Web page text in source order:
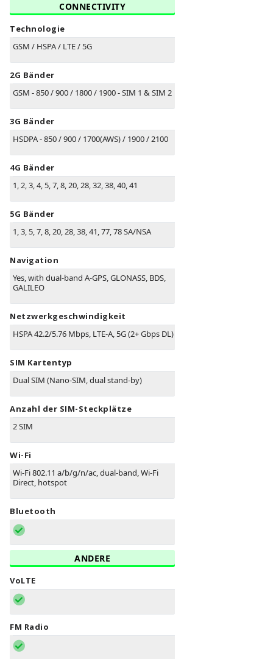
CONNECTIVITY
Technologie
GSM / HSPA / LTE / 5G
2G Bänder
GSM - 850 / 900 / 1800 / 1900 - SIM 1 & SIM 2
3G Bänder
HSDPA - 850 / 900 / 1700(AWS) / 1900 / 2100
4G Bänder
1, 2, 3, 4, 5, 7, 8, 20, 28, 32, 38, 40, 41
5G Bänder
1, 3, 5, 7, 8, 20, 28, 38, 41, 77, 78 SA/NSA
Navigation
Yes, with dual-band A-GPS, GLONASS, BDS,
GALILEO
Netzwerkgeschwindigkeit
HSPA 42.2/5.76 Mbps, LTE-A, 5G (2+ Gbps DL)
SIM Kartentyp
Dual SIM (Nano-SIM, dual stand-by)
Anzahl der SIM-Steckplätze
2 SIM
Wi-Fi
Wi-Fi 802.11 a/b/g/n/ac, dual-band, Wi-Fi
Direct, hotspot
Bluetooth
ANDERE
VoLTE
FM Radio